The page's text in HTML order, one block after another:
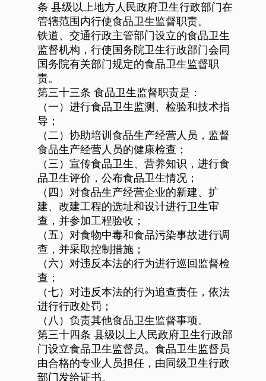
条 县级以上地方人民政府卫生行政部门在
管辖范围内行使食品卫生监督职责。
铁道、交通行政主管部门设立的食品卫生
监督机构，行使国务院卫生行政部门会同
国务院有关部门规定的食品卫生监督职
责。
第三十三条 食品卫生监督职责是：
（一）进行食品卫生监测、检验和技术指
导；
（二）协助培训食品生产经营人员，监督
食品生产经营人员的健康检查；
（三）宣传食品卫生、营养知识，进行食
品卫生评价，公布食品卫生情况；
（四）对食品生产经营企业的新建、扩
建、改建工程的选址和设计进行卫生审
查，并参加工程验收；
（五）对食物中毒和食品污染事故进行调
查，并采取控制措施；
（六）对违反本法的行为进行巡回监督检
查；
（七）对违反本法的行为追查责任，依法
进行行政处罚；
（八）负责其他食品卫生监督事项。
第三十四条 县级以上人民政府卫生行政部
门设立食品卫生监督员。食品卫生监督员
由合格的专业人员担任，由同级卫生行政
部门发给证书。